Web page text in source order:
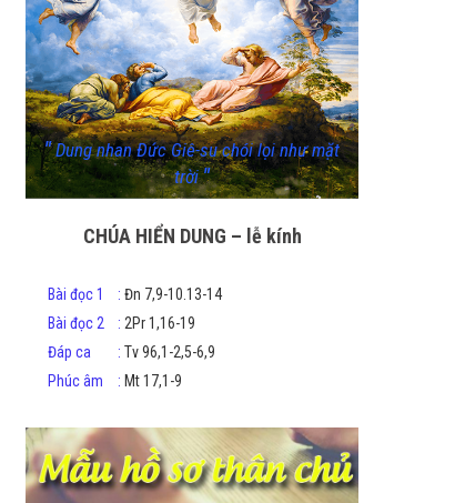
"Dung nhan Đức Giê-su chói lọi như mặt
trời"
CHÚA HIỂN DUNG – lễ kính
Bài đọc 1 : Đn 7,9-10.13-14
Bài đọc 2
: 2Pr 1,16-19
Đáp ca
: Tv 96,1-2,5-6,9
Phúc âm
: Mt 17,1-9